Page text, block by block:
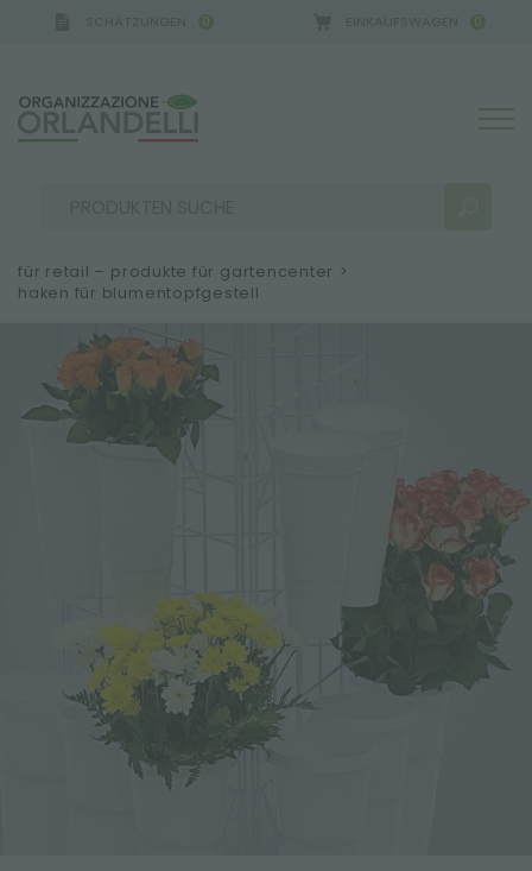
0 0
SUCHERGEBNISSE:
für retail – produkte für gartencenter >
haken für blumentopfgestell